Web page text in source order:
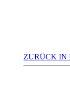
ZURÜCK IN